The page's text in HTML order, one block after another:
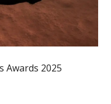
Awards 2025